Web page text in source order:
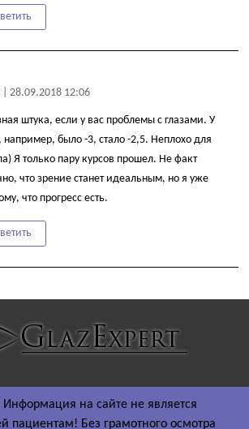
| 28.09.2018 12:06
штука, если у вас проблемы с глазами. У
например, было -3, стало -2,5. Неплохо для
Я только пару курсов прошел. Не факт
что зрение станет идеальным, но я уже
что прогресс есть.
на сайте не является
пациентам! Без грамотного осмотра